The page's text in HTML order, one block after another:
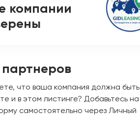
компании
что ваша компания должна быть
и в этом листинге? Добавьтесь на
самостоятельно через Личный